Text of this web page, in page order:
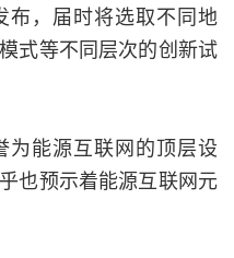
布，届时将选取不同地
式等不同层次的创新试
能源互联网的顶层设
也预示着能源互联网元